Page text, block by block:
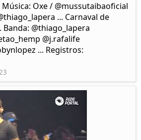
Oxe / @mussutaibaoficial
... Carnaval de
Banda: @thiago_lapera
@j.rafalife
... Registros: